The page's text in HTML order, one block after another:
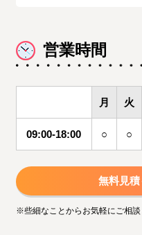
営業時間
月 火
09:00‐18:00 ○ ○
無料見
※些細なことからお気軽にご相談